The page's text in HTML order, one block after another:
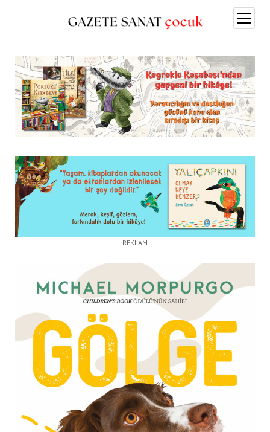
aç
REKLAM